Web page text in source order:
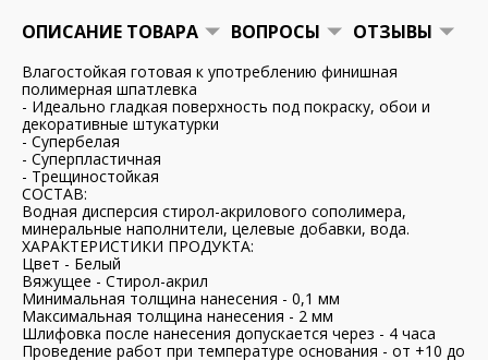
ОПИСАНИЕ ТОВАРА ВОПРОСЫ ОТЗЫВЫ
Влагостойкая готовая к употреблению финишная
полимерная шпатлевка
- Идеально гладкая поверхность под покраску, обои и
декоративные штукатурки
- Супербелая
- Суперпластичная
- Трещиностойкая
СОСТАВ:
Водная дисперсия стирол-акрилового сополимера,
минеральные наполнители, целевые добавки, вода.
ХАРАКТЕРИСТИКИ ПРОДУКТА:
Цвет - Белый
Вяжущее - Стирол-акрил
Минимальная толщина нанесения - 0,1 мм
Максимальная толщина нанесения - 2 мм
Шлифовка после нанесения допускается через - 4 часа
Проведение работ при температуре основания - от +10 до